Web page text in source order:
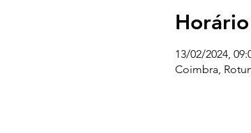
13/02/2024,
Coimbra,